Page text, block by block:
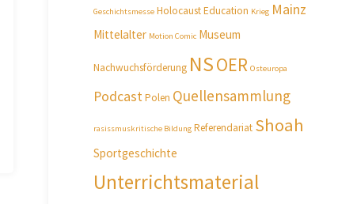
Geschichtsmesse Holocaust Education Krieg Mainz
Mittelalter Motion Comic Museum
Nachwuchsförderung NSOER Osteuropa
PodcastPolen Quellensammlung
rasissmuskritische Bildung Referendariat Shoah
Sportgeschichte
Unterrichtsmaterial